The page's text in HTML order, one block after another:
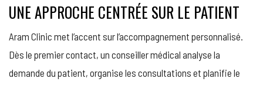
UNE APPROCHE CENTRÉE SUR LE PATIENT
Aram Clinic met l’accent sur l’accompagnement personnalisé.
Dès le premier contact, un conseiller médical analyse la
demande du patient, organise les consultations et planifie le